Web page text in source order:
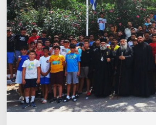
β΄
περίοδο
των
αγοριών
ολοκληρώθηκαν
οι
φετινές